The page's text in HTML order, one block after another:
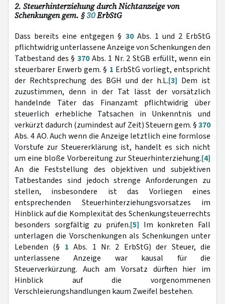
2. Steuerhinterziehung durch Nichtanzeige von
Schenkungen gem. §30ErbStG
Dass bereits eine entgegen § 30Abs. 1 und 2 ErbStG
pflichtwidrig unterlassene Anzeige von Schenkungen den
Tatbestand des § 370Abs. 1 Nr. 2 StGB erfüllt, wenn ein
steuerbarer Erwerb gem. § 1 ErbStG vorliegt, entspricht
der Rechtsprechung des BGH und der h.L.[3] Dem ist
zuzustimmen, denn in der Tat lässt der vorsätzlich
handelnde Täter das Finanzamt pflichtwidrig über
steuerlich erhebliche Tatsachen in Unkenntnis und
verkürzt dadurch (zumindest auf Zeit) Steuern gem. §370
Abs. 4 AO. Auch wenn die Anzeige letztlich eine formlose
Vorstufe zur Steuererklärung ist, handelt es sich nicht
um eine bloße Vorbereitung zur Steuerhinterziehung.[4]
An die Feststellung des objektiven und subjektiven
Tatbestandes sind jedoch strenge Anforderungen zu
stellen, insbesondere ist das Vorliegen eines
entsprechenden Steuerhinterziehungsvorsatzes im
Hinblick auf die Komplexität des Schenkungsteuerrechts
besonders sorgfältig zu prüfen.[5] Im konkreten Fall
unterlagen die Vorschenkungen als Schenkungen unter
Lebenden (§ 1 Abs. 1 Nr. 2 ErbStG) der Steuer, die
unterlassene Anzeige war kausal für die
Steuerverkürzung. Auch am Vorsatz dürften hier im
Hinblick auf die vorgenommenen
Verschleierungshandlungen kaum Zweifel bestehen.